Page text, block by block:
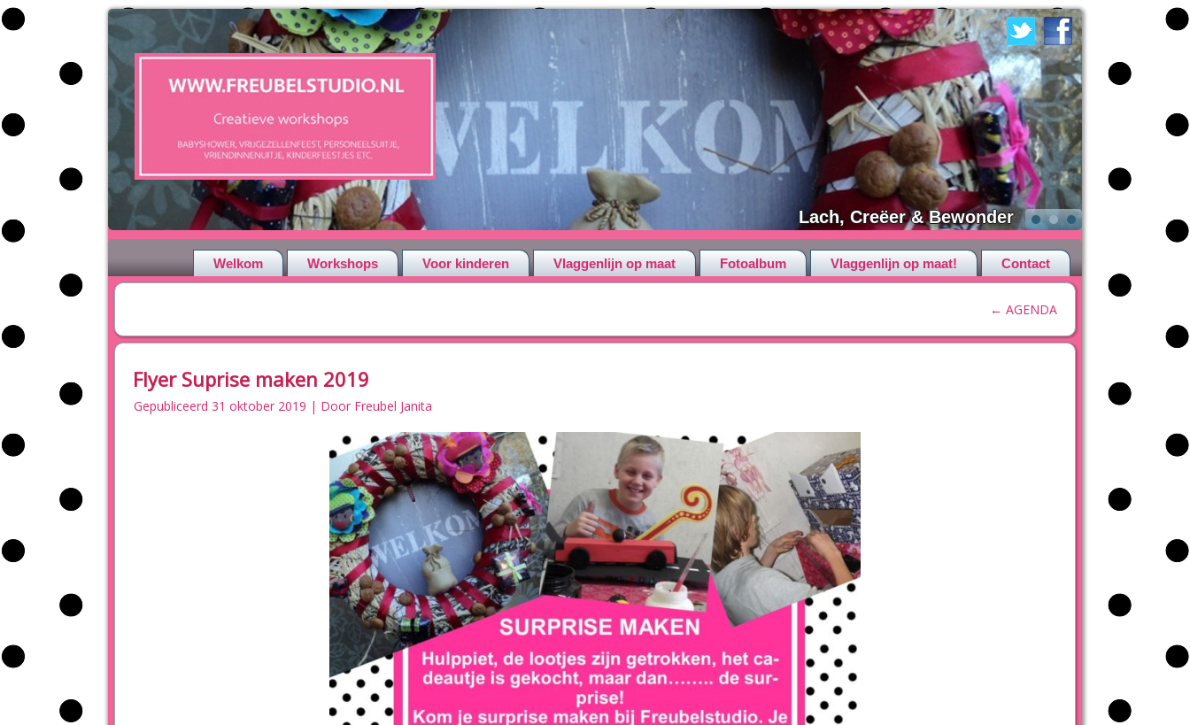
Lach, Creëer & Bewonder
Welkom Workshops Voor kinderen Vlaggenlijn op maat Fotoalbum Vlaggenlijn op maat! Contact
← AGENDA
Flyer Suprise maken 2019
Gepubliceerd 31 oktober 2019 | Door Freubel Janita